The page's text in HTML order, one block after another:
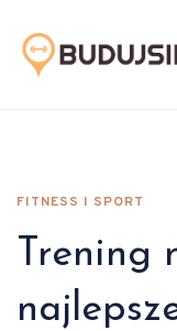
FITNESS I SPORT
Trening